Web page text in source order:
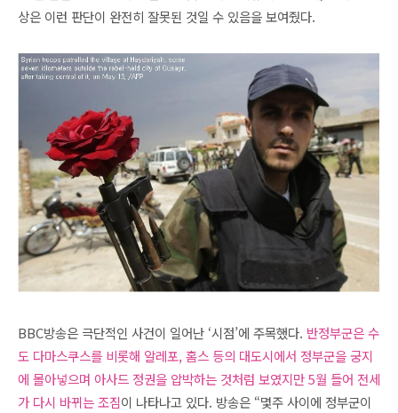
상은 이런 판단이 완전히 잘못된 것일 수 있음을 보여줬다.
BBC방송은 극단적인 사건이 일어난 ‘시점’에 주목했다. 반정부군은 수
도 다마스쿠스를 비롯해 알레포, 홈스 등의 대도시에서 정부군을 궁지
에 몰아넣으며 아사드 정권을 압박하는 것처럼 보였지만 5월 들어 전세
가 다시 바뀌는 조짐이 나타나고 있다. 방송은 “몇주 사이에 정부군이